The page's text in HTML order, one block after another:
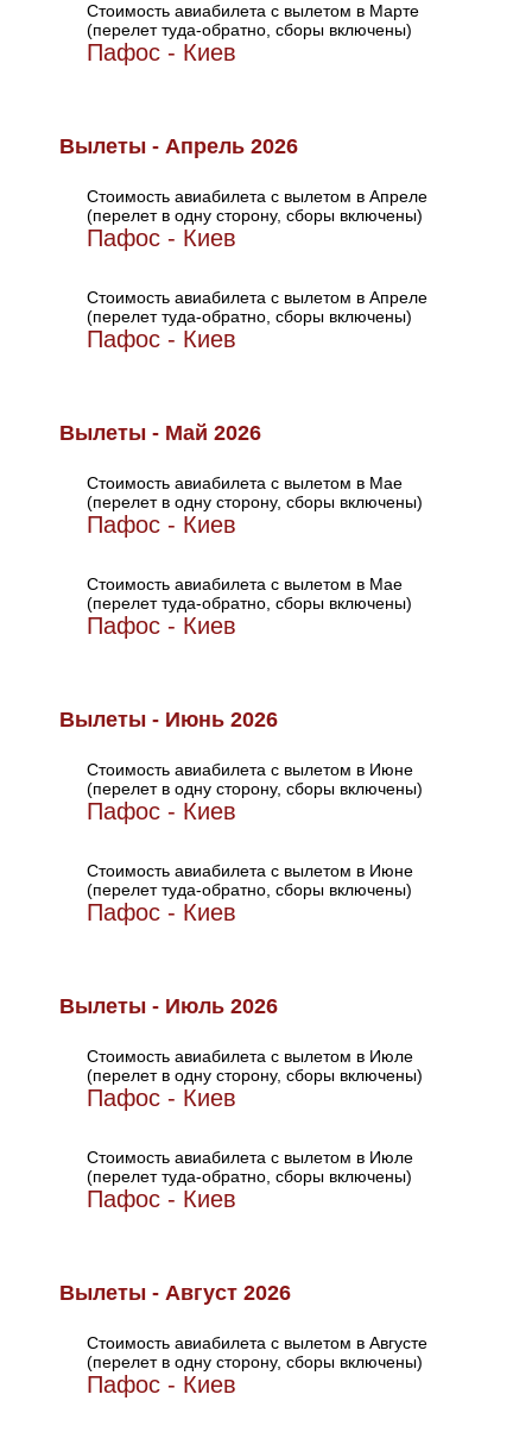
Стоимость авиабилета с вылетом в Марте
(перелет туда-обратно, сборы включены)
Пафос - Киев
Вылеты - Апрель 2026
Стоимость авиабилета с вылетом в Апреле
(перелет в одну сторону, сборы включены)
Пафос - Киев
Стоимость авиабилета с вылетом в Апреле
(перелет туда-обратно, сборы включены)
Пафос - Киев
Вылеты - Май 2026
Стоимость авиабилета с вылетом в Мае
(перелет в одну сторону, сборы включены)
Пафос - Киев
Стоимость авиабилета с вылетом в Мае
(перелет туда-обратно, сборы включены)
Пафос - Киев
Вылеты - Июнь 2026
Стоимость авиабилета с вылетом в Июне
(перелет в одну сторону, сборы включены)
Пафос - Киев
Стоимость авиабилета с вылетом в Июне
(перелет туда-обратно, сборы включены)
Пафос - Киев
Вылеты - Июль 2026
Стоимость авиабилета с вылетом в Июле
(перелет в одну сторону, сборы включены)
Пафос - Киев
Стоимость авиабилета с вылетом в Июле
(перелет туда-обратно, сборы включены)
Пафос - Киев
Вылеты - Август 2026
Стоимость авиабилета с вылетом в Августе
(перелет в одну сторону, сборы включены)
Пафос - Киев